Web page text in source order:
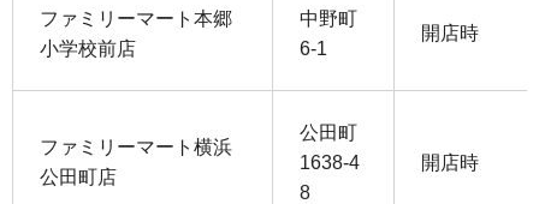
ファミリーマート本郷
小学校前店
中野町
6-1
開店時
ファミリーマート横浜
公田町店
公田町
1638-4
8
開店時